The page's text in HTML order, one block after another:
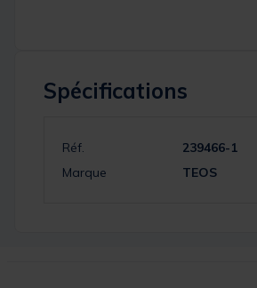
Spécifications
Réf.
239466-1
Marque
TEOS